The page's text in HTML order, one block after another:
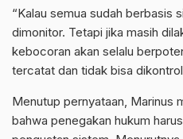
“Kalau semua sudah berbasis
dimonitor. Tetapi jika masih
kebocoran akan selalu
tercatat dan tidak bisa
Menutup pernyataan, Marinus
bahwa penegakan hukum